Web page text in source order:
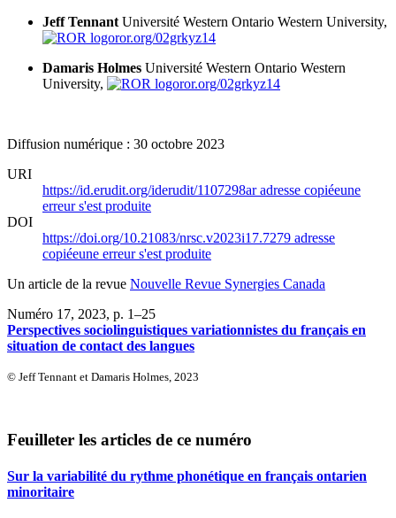
Jeff Tennant Université Western Ontario Western University,
ror.org/02grkyz14
Damaris Holmes Université Western Ontario Western
University,
ror.org/02grkyz14
Diffusion numérique : 30 octobre 2023
URI
https://id.erudit.org/iderudit/1107298aradresse copiéeune
erreur s'est produite
DOI
https://doi.org/10.21083/nrsc.v2023i17.7279 adresse
copiéeune erreur s'est produite
Un article de la revue Nouvelle Revue Synergies Canada
Numéro 17, 2023, p. 1–25
Perspectives sociolinguistiques variationnistes du français en
situation de contact des langues
© Jeff Tennant et Damaris Holmes, 2023
Feuilleter les articles de ce numéro
Sur la variabilité du rythme phonétique en français ontarien
minoritaire